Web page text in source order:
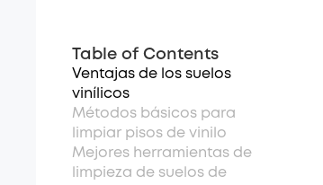
Table of Contents
Ventajas de los suelos
vinílicos
Métodos básicos para
limpiar pisos de vinilo
Mejores herramientas de
limpieza de suelos de